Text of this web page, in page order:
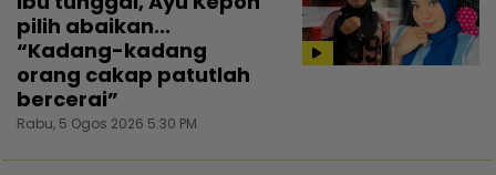
pilih abaikan...
“Kadang-kadang
orang cakap patutlah
bercerai”
Rabu, 5 Ogos 2026 5:30 PM